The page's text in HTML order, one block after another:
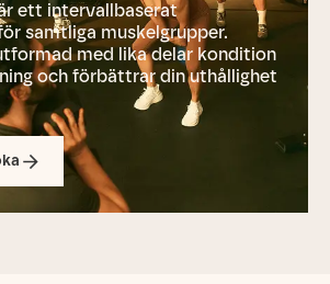
ett intervallbaserat
samtliga muskelgrupper.
med lika delar kondition
och förbättrar din uthållighet